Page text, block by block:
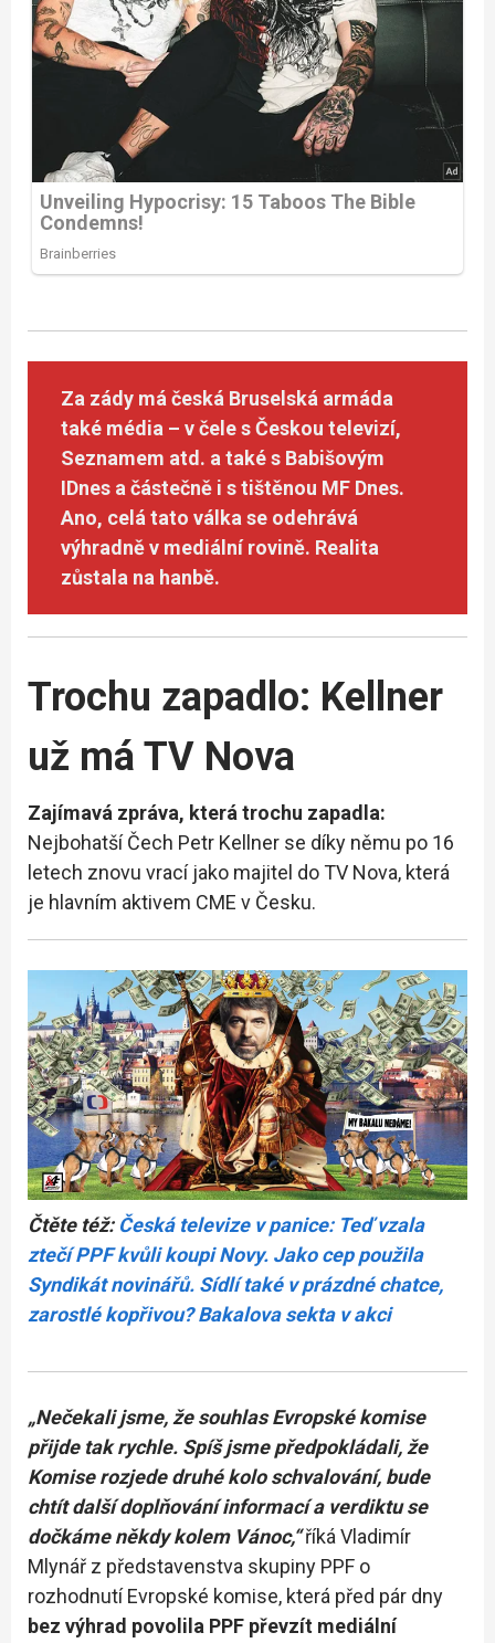
Za zády má česká Bruselská armáda
také média – v čele s Českou televizí,
Seznamem atd. a také s Babišovým
IDnes a částečně i s tištěnou MF Dnes.
Ano, celá tato válka se odehrává
výhradně v mediální rovině. Realita
zůstala na hanbě.
Trochu zapadlo: Kellner
už má TV Nova
Zajímavá zpráva, která trochu zapadla:
Nejbohatší Čech Petr Kellner se díky němu po 16
letech znovu vrací jako majitel do TV Nova, která
je hlavním aktivem CME v Česku.
Čtěte též: Česká televize v panice: Teď vzala
ztečí PPF kvůli koupi Novy. Jako cep použila
Syndikát novinářů. Sídlí také v prázdné chatce,
zarostlé kopřivou? Bakalova sekta v akci
„Nečekali jsme, že souhlas Evropské komise
přijde tak rychle. Spíš jsme předpokládali, že
Komise rozjede druhé kolo schvalování, bude
chtít další doplňování informací a verdiktu se
dočkáme někdy kolem Vánoc,“říká Vladimír
Mlynář z představenstva skupiny PPF o
rozhodnutí Evropské komise, která před pár dny
bez výhrad povolila PPF převzít mediální